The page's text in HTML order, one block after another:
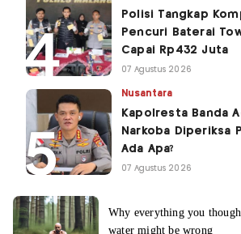
Polisi Tangkap
Pencuri Baterai
Capai Rp432 Juta
07 Agustus 2026
Nusantara
Kapolresta Banda
Narkoba Diperiksa
Ada Apa?
07 Agustus 2026